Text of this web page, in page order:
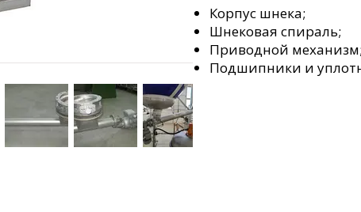
Корпус шнека;
Шнековая спираль;
Приводной механизм;
Подшипники и